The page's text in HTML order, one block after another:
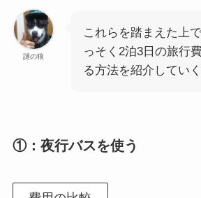
謎の狼
これらを踏まえた上
っそく2泊3日の旅行
る方法を紹介していく
①：夜行バスを使う